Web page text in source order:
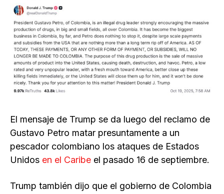
El mensaje de Trump se da luego del reclamo de
Gustavo Petro matar presuntamente a un
pescador colombiano los ataques de Estados
Unidos en el Caribe el pasado 16 de septiembre.
Trump también dijo que el gobierno de Colombia